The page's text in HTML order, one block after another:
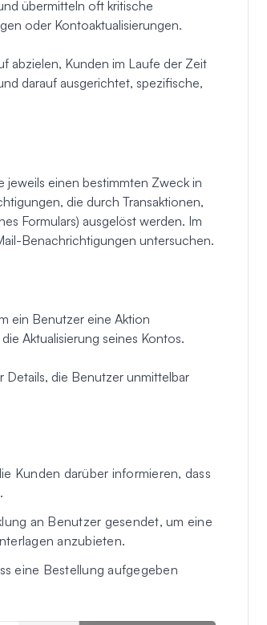
übermitteln oft kritische
oder Kontoaktualisierungen.
abzielen, Kunden im Laufe der Zeit
darauf ausgerichtet, spezifische,
einen bestimmten Zweck in
die durch Transaktionen,
Formulars) ausgelöst werden. Im
Benachrichtigungen untersuchen.
ein Benutzer eine Aktion
Aktualisierung seines Kontos.
Details, die Benutzer unmittelbar
Kunden darüber informieren, dass
an Benutzer gesendet, um eine
anzubieten.
eine Bestellung aufgegeben